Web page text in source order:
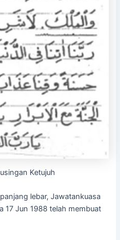
Ketujuh
lebar, Jawatankuasa
17 Jun 1988 telah membuat